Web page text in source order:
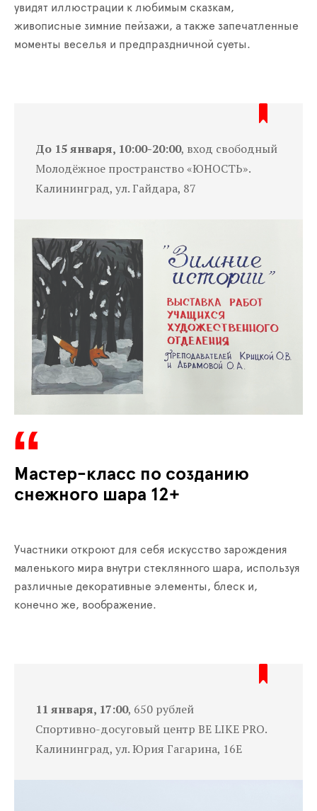
увидят иллюстрации к любимым сказкам,
живописные зимние пейзажи, а также запечатленные
моменты веселья и предпраздничной суеты.
До 15 января, 10:00-20:00, вход свободный
Молодёжное пространство «ЮНОСТЬ».
Калининград, ул. Гайдара, 87
Мастер-класс по созданию
снежного шара 12+
Участники откроют для себя искусство зарождения
маленького мира внутри стеклянного шара, используя
различные декоративные элементы, блеск и,
конечно же, воображение.
11 января, 17:00, 650 рублей
Спортивно-досуговый центр BE LIKE PRO.
Калининград, ул. Юрия Гагарина, 16Е